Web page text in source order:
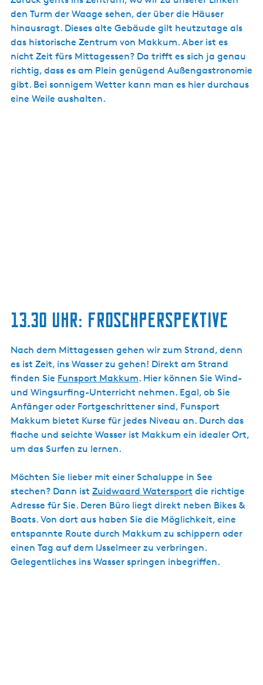
den Turm der Waage sehen, der über die Häuser
hinausragt. Dieses alte Gebäude gilt heutzutage als
das historische Zentrum von Makkum. Aber ist es
nicht Zeit fürs Mittagessen? Da trifft es sich ja genau
richtig, dass es am Plein genügend Außengastronomie
gibt. Bei sonnigem Wetter kann man es hier durchaus
eine Weile aushalten.
13.30 UHR: FROSCHPERSPEKTIVE
Nach dem Mittagessen gehen wir zum Strand, denn
es ist Zeit, ins Wasser zu gehen! Direkt am Strand
finden Sie Funsport Makkum. Hier können Sie Wind-
und Wingsurfing-Unterricht nehmen. Egal, ob Sie
Anfänger oder Fortgeschrittener sind, Funsport
Makkum bietet Kurse für jedes Niveau an. Durch das
flache und seichte Wasser ist Makkum ein idealer Ort,
um das Surfen zu lernen.
Möchten Sie lieber mit einer Schaluppe in See
stechen? Dann ist Zuidwaard Watersport die richtige
Adresse für Sie. Deren Büro liegt direkt neben Bikes &
Boats. Von dort aus haben Sie die Möglichkeit, eine
entspannte Route durch Makkum zu schippern oder
einen Tag auf dem IJsselmeer zu verbringen.
Gelegentliches ins Wasser springen inbegriffen.